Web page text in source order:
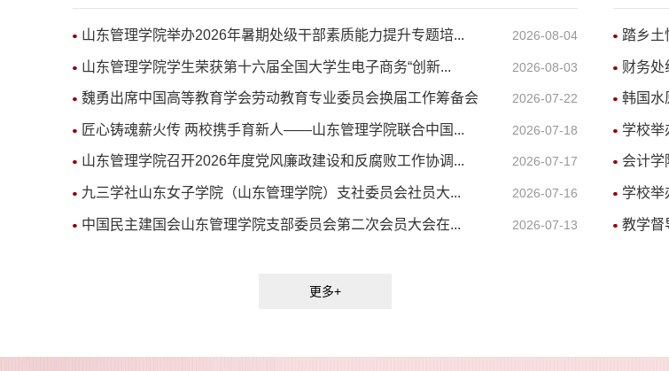
山东管理学院举办2026年暑期处级干部素质能力提升专题培... 2026-08-04
山东管理学院学生荣获第十六届全国大学生电子商务“创新... 2026-08-03
魏勇出席中国高等教育学会劳动教育专业委员会换届工作筹备会 2026-07-22
匠心铸魂薪火传 两校携手育新人——山东管理学院联合中国... 2026-07-18
山东管理学院召开2026年度党风廉政建设和反腐败工作协调... 2026-07-17
九三学社山东女子学院（山东管理学院）支社委员会社员大... 2026-07-16
中国民主建国会山东管理学院支部委员会第二次会员大会在... 2026-07-13
更多+
踏乡
财务处
韩国水
学校举
会计学
学校举
教学督